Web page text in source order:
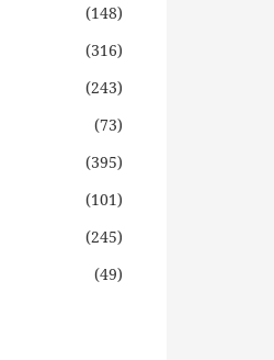
(148)
(316)
(243)
(73)
(395)
(101)
(245)
(49)